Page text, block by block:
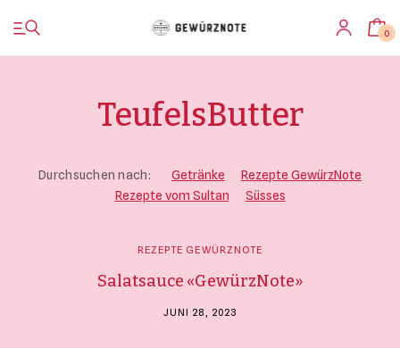
0
TeufelsButter
Durchsuchen nach: Getränke
Rezepte GewürzNote
Rezepte vom Sultan
Süsses
REZEPTE GEWÜRZNOTE
Salatsauce «GewürzNote»
JUNI 28, 2023